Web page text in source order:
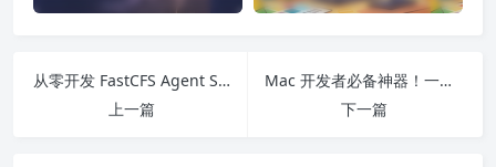
从零开发 FastCFS Agent Skills：让智能体自动化管控分布式存储
上一篇
Mac 开发者必备神器！一文吃透 Homebrew（Brew）保姆级教程
下一篇